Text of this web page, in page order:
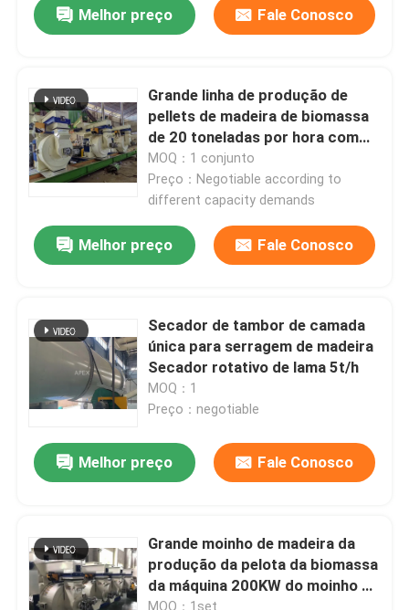
Melhor preço Fale Conosco
Grande linha de produção de
pellets de madeira de biomassa
de 20 toneladas por hora com
design de primeira classe sem
poeira
MOQ：1 conjunto
Preço：Negotiable according to
different capacity demands
Melhor preço Fale Conosco
Secador de tambor de camada
única para serragem de madeira
Secador rotativo de lama 5t/h
MOQ：1
Preço：negotiable
Melhor preço Fale Conosco
Grande moinho de madeira da
produção da pelota da biomassa
da máquina 200KW do moinho da
MOQ：1set